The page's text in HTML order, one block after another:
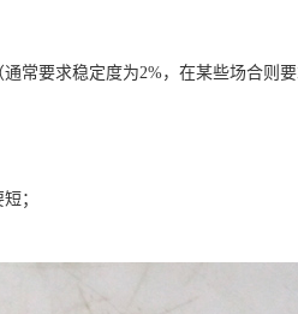
常要求稳定度为2%，在某些场合则
；